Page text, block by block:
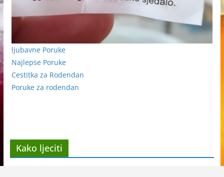
ljubavne Poruke
Najlepse Poruke
Cestitka za Rodendan
Poruke za rodendan
Kako ljeciti